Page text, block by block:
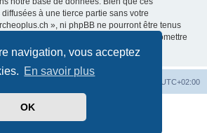
navigation, vous acceptez
En savoir plus
OK
à une tierce partie sans votre
», ni phpBB ne pourront être tenus
de tentative de piratage visant à compromettre
UTC+02:00
phpBB ® Forum Software © phpBB Limited
phpBB-fr.com